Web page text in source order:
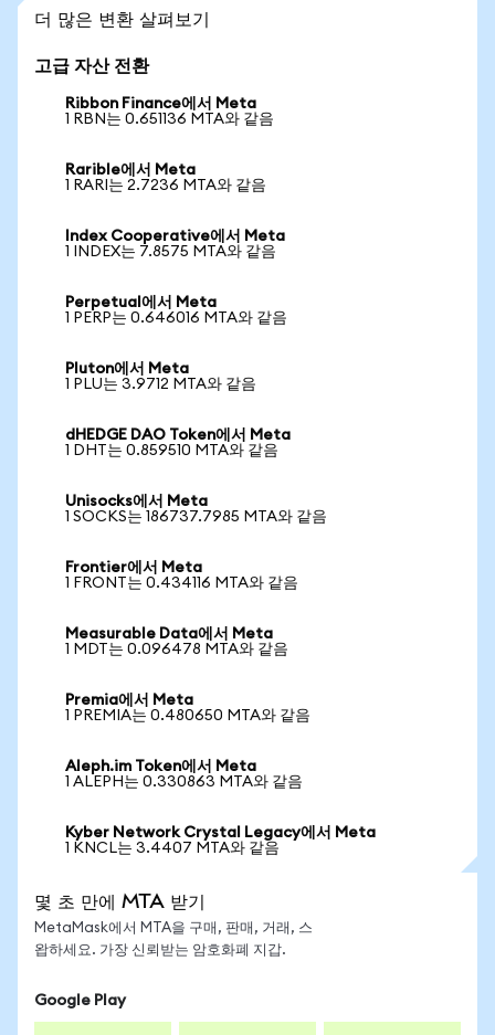
더 많은 변환 살펴보기
고급 자산 전환
Ribbon Finance에서 Meta
1 RBN는 0.651136 MTA와 같음
Rarible에서 Meta
1 RARI는 2.7236 MTA와 같음
Index Cooperative에서 Meta
1 INDEX는 7.8575 MTA와 같음
Perpetual에서 Meta
1 PERP는 0.646016 MTA와 같음
Pluton에서 Meta
1 PLU는 3.9712 MTA와 같음
dHEDGE DAO Token에서 Meta
1 DHT는 0.859510 MTA와 같음
Unisocks에서 Meta
1 SOCKS는 186737.7985 MTA와 같음
Frontier에서 Meta
1 FRONT는 0.434116 MTA와 같음
Measurable Data에서 Meta
1 MDT는 0.096478 MTA와 같음
Premia에서 Meta
1 PREMIA는 0.480650 MTA와 같음
Aleph.im Token에서 Meta
1 ALEPH는 0.330863 MTA와 같음
Kyber Network Crystal Legacy에서 Meta
1 KNCL는 3.4407 MTA와 같음
몇 초 만에 MTA 받기
MetaMask에서 MTA을 구매, 판매, 거래, 스
왑하세요. 가장 신뢰받는 암호화폐 지갑.
Google Play